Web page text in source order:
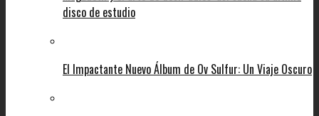
disco de estudio
El Impactante Nuevo Álbum de Ov Sulfur: Un Viaje Oscuro